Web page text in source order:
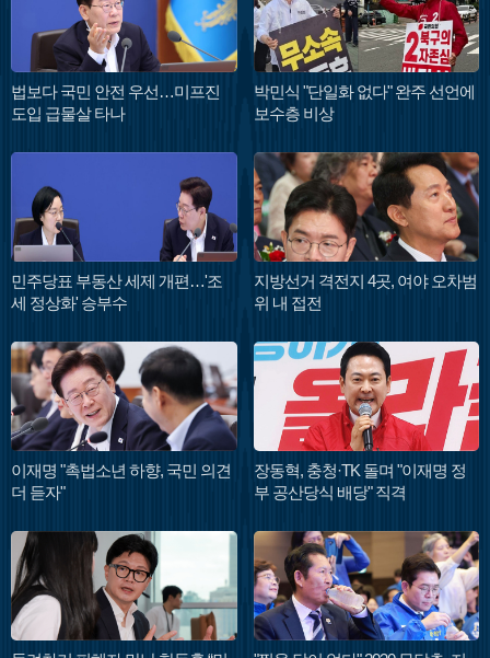
법보다 국민 안전 우선…미프진
도입 급물살 타나
민주당표 부동산 세제 개편…'조
세 정상화' 승부수
이재명 "촉법소년 하향, 국민 의견
더 듣자"
박민식 "단일화 없다" 완주 선언에
보수층 비상
지방선거 격전지 4곳, 여야 오차범
위 내 접전
장동혁, 충청·TK 돌며 "이재명 정
부 공산당식 배당" 직격